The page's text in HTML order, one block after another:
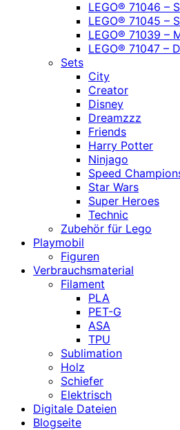
LEGO® 71046 –
LEGO® 71045 –
LEGO® 71039 –
LEGO® 71047 –
Sets
City
Creator
Disney
Dreamzzz
Friends
Harry Potter
Ninjago
Speed
Star Wars
Super Heroes
Technic
Zubehör für Lego
Playmobil
Figuren
Verbrauchsmaterial
Filament
PLA
PET-G
ASA
TPU
Sublimation
Holz
Schiefer
Elektrisch
Digitale Dateien
Blogseite